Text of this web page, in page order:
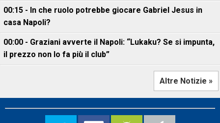
00:15 - In che ruolo potrebbe giocare Gabriel Jesus in
casa Napoli?
00:00 - Graziani avverte il Napoli: “Lukaku? Se si impunta,
il prezzo non lo fa più il club”
Altre Notizie »